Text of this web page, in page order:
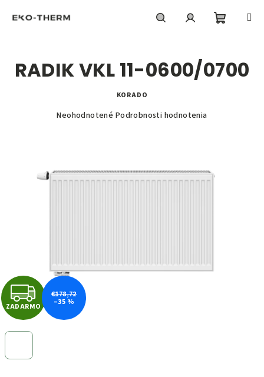
košík
RADIK VKL 11-0600/0700
KORADO
Priemerné
z
Neohodnotené Podrobnosti hodnotenia
Z
A
ZADARMO
€178,72
–35 %